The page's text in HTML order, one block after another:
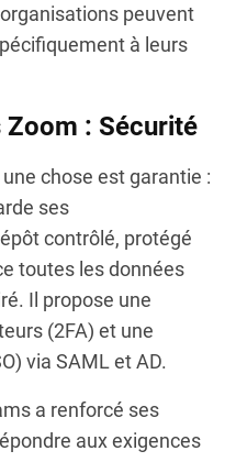
peuvent
à leurs
: Sécurité
une chose est garantie :
ses
contrôlé, protégé
toutes les données
Il propose une
(2FA) et une
via SAML et AD.
a renforcé ses
aux exigences